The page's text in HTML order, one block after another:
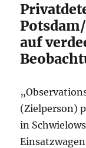
auf
(Zielperson)
in